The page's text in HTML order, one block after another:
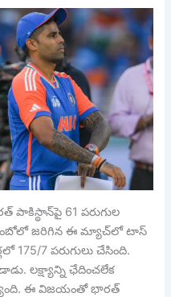
పాకిస్థాన్‌పై 61 పరుగుల
జరిగిన ఈ మ్యాచ్‌లో టాస్
7 పరుగులు చేసింది.
లక్ష్యాన్ని ఛేదించలేక
ఈ విజయంతో భారత్